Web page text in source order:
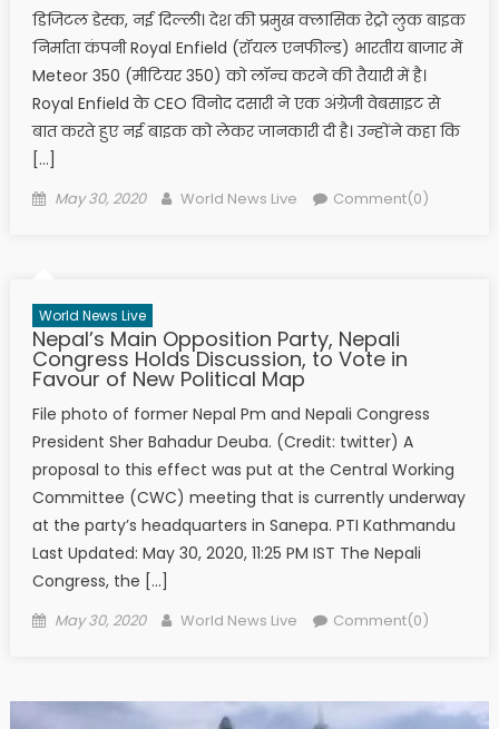
डिजिटल डेस्क, नई दिल्ली। देश की प्रमुख क्लासिक रेट्रो लुक बाइक
निर्माता कंपनी Royal Enfield (रॉयल एनफील्ड) भारतीय बाजार में
Meteor 350 (मीटियर 350) को लॉन्च करने की तैयारी में है।
Royal Enfield के CEO विनोद दसारी ने एक अंग्रेजी वेबसाइट से
बात करते हुए नई बाइक को लेकर जानकारी दी है। उन्होंने कहा कि
[…]
Posted on
May 30, 2020 Author
World News Live Comment(0)
World News Live
Nepal’s Main Opposition Party, Nepali
Congress Holds Discussion, to Vote in
Favour of New Political Map
File photo of former Nepal Pm and Nepali Congress
President Sher Bahadur Deuba. (Credit: twitter) A
proposal to this effect was put at the Central Working
Committee (CWC) meeting that is currently underway
at the party’s headquarters in Sanepa. PTI Kathmandu
Last Updated: May 30, 2020, 11:25 PM IST The Nepali
Congress, the […]
Posted on
May 30, 2020 Author
World News Live Comment(0)